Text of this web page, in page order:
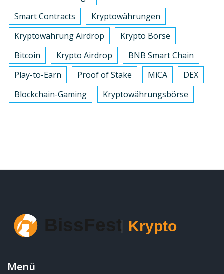
Smart Contracts
Kryptowährungen
Kryptowährung Airdrop
Krypto Börse
Bitcoin
Krypto Airdrop
BNB Smart Chain
Play-to-Earn
Proof of Stake MiCA
DEX
Blockchain-Gaming
Kryptowährungsbörse
Menü